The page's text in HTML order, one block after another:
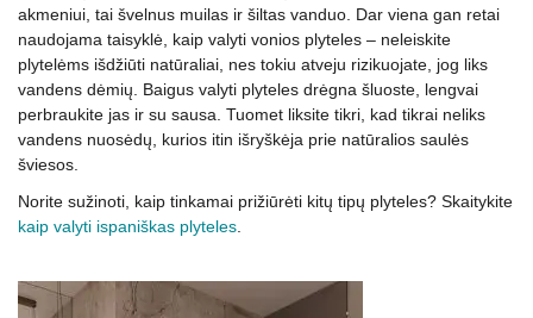
akmeniui, tai švelnus muilas ir šiltas vanduo. Dar viena gan retai
naudojama taisyklė, kaip valyti vonios plyteles – neleiskite
plytelėms išdžiūti natūraliai, nes tokiu atveju rizikuojate, jog liks
vandens dėmių. Baigus valyti plyteles drėgna šluoste, lengvai
perbraukite jas ir su sausa. Tuomet liksite tikri, kad tikrai neliks
vandens nuosėdų, kurios itin išryškėja prie natūralios saulės
šviesos.
Norite sužinoti, kaip tinkamai prižiūrėti kitų tipų plyteles? Skaitykite
kaip valyti ispaniškas plyteles